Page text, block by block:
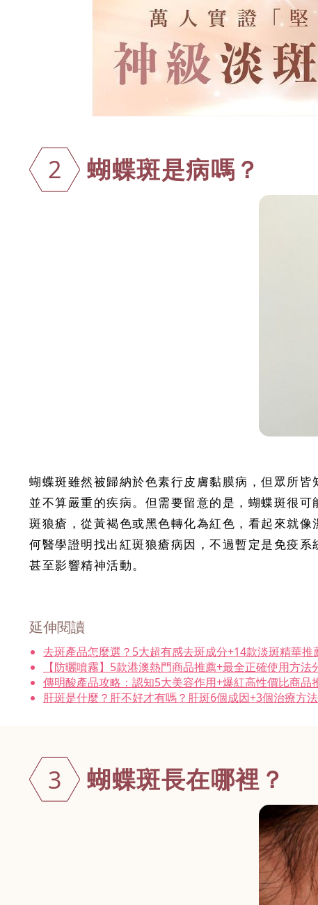
2 蝴蝶斑是病嗎 ？
蝴蝶斑雖然被歸納於色素行皮膚黏膜病，但眾所
並不算嚴重的疾病。但需要留意的是，蝴蝶斑很
斑狼瘡，從黃褐色或黑色轉化為紅色，看起來就
何醫學證明找出紅斑狼瘡病因，不過暫定是免疫
甚至影響精神活動。
延伸閱讀
去斑產品怎麼選？5大超有感去斑成分+14款淡斑精華推
【防曬噴霧】5款港澳熱門商品推薦+最全正確使用方法
傳明酸產品攻略：認知5大美容作用+爆紅高性價比商品
肝斑是什麼？肝不好才有嗎？肝斑6個成因+3個治療方法
3 蝴蝶斑長在哪裡？